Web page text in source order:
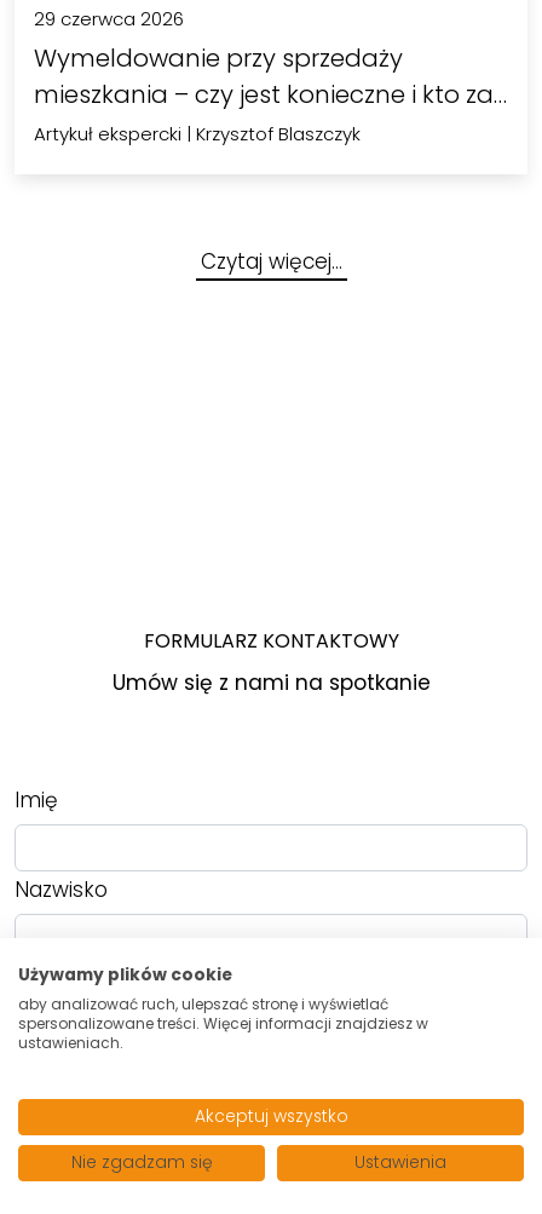
29 czerwca 2026
Wymeldowanie przy sprzedaży
mieszkania – czy jest konieczne i kto za
to…
Artykuł ekspercki | Krzysztof Blaszczyk
Czytaj więcej…
FORMULARZ KONTAKTOWY
Umów się z nami na spotkanie
Imię
Nazwisko
E-mail
Wiadomość
Używamy plików cookie
aby analizować ruch, ulepszać stronę i wyświetlać
spersonalizowane treści. Więcej informacji znajdziesz w
ustawieniach.
Akceptuj wszystko
Nie zgadzam się
Ustawienia